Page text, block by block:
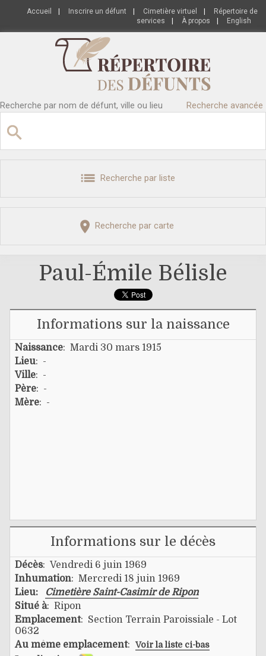
Accueil Inscrire un défunt Cimetière virtuel
Répertoire de
services
À propos English
Recherche par nom de défunt, ville ou lieu Recherche avancée
Recherche par liste
Recherche par carte
Paul-Émile Bélisle
Informations sur la naissance
Naissance: Mardi 30 mars 1915
Lieu: -
Ville: -
Père: -
Mère: -
Informations sur le décès
Décès: Vendredi 6 juin 1969
Inhumation: Mercredi 18 juin 1969
Lieu:
Cimetière Saint-Casimir de Ripon
Situé à: Ripon
Emplacement: Section Terrain Paroissiale - Lot
0632
Au même emplacement: Voir la liste ci-bas